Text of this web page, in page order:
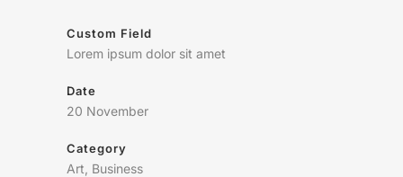
Custom Field
Lorem ipsum dolor sit amet
Date
20 November
Category
Art, Business